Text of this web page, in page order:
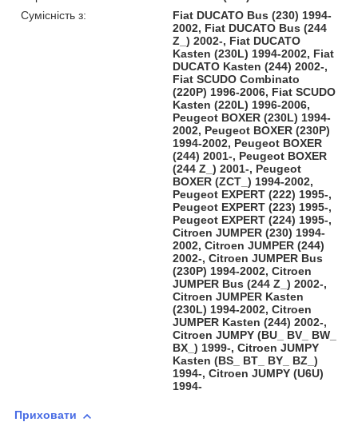
Сумісність з:
Fiat DUCATO Bus (230) 1994-
2002, Fiat DUCATO Bus (244
Z_) 2002-, Fiat DUCATO
Kasten (230L) 1994-2002, Fiat
DUCATO Kasten (244) 2002-,
Fiat SCUDO Combinato
(220P) 1996-2006, Fiat SCUDO
Kasten (220L) 1996-2006,
Peugeot BOXER (230L) 1994-
2002, Peugeot BOXER (230P)
1994-2002, Peugeot BOXER
(244) 2001-, Peugeot BOXER
(244 Z_) 2001-, Peugeot
BOXER (ZCT_) 1994-2002,
Peugeot EXPERT (222) 1995-,
Peugeot EXPERT (223) 1995-,
Peugeot EXPERT (224) 1995-,
Citroen JUMPER (230) 1994-
2002, Citroen JUMPER (244)
2002-, Citroen JUMPER Bus
(230P) 1994-2002, Citroen
JUMPER Bus (244 Z_) 2002-,
Citroen JUMPER Kasten
(230L) 1994-2002, Citroen
JUMPER Kasten (244) 2002-,
Citroen JUMPY (BU_ BV_ BW_
BX_) 1999-, Citroen JUMPY
Kasten (BS_ BT_ BY_ BZ_)
1994-, Citroen JUMPY (U6U)
1994-
Приховати